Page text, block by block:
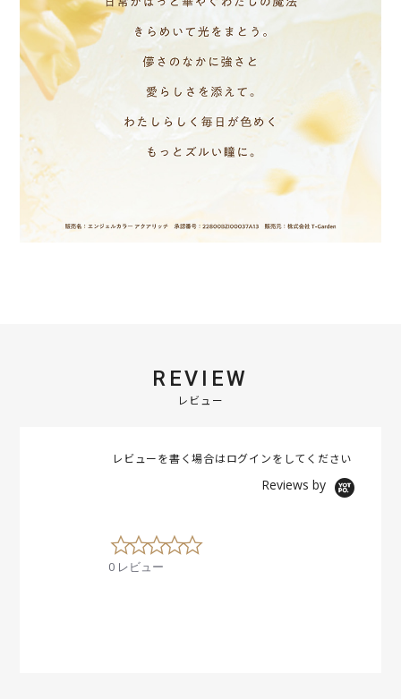
REVIEW
レビュー
レビューを書く場合はログイン をしてください
Reviews by
0
.
0 レビュー